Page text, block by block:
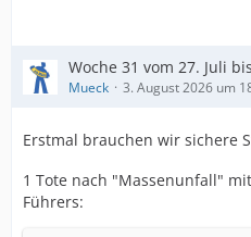
Woche 31 vom 27. Juli
Mueck 3. August 2026 um
Erstmal brauchen wir sichere
1 Tote nach "Massenunfall"
Führers: